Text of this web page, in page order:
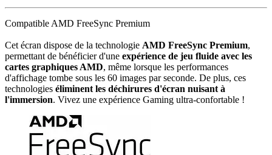
Compatible AMD FreeSync Premium
Cet écran dispose de la technologie AMD FreeSync Premium,
permettant de bénéficier d'une expérience de jeu fluide avec les
cartes graphiques AMD, même lorsque les performances
d'affichage tombe sous les 60 images par seconde. De plus, ces
technologies éliminent les déchirures d'écran nuisant à
l'immersion. Vivez une expérience Gaming ultra-confortable !